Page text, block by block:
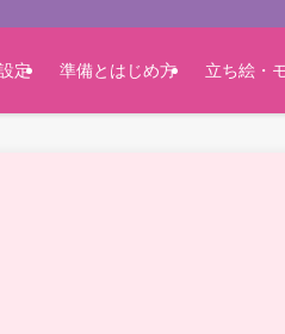
定 準備とはじめ方 立ち絵・